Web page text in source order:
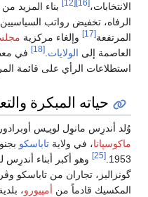
الانتخابات،[16]
[12]
بناء المزيد
الرفاه، تخفيض رواتب
المرتفعة[17] وإلغاء مركزية
العاصمة إلى الولايات.
[18]
في
استطلاعات الرأي على قائمة
حياته المبكرة
وُلد أندرِس مانوِل لوپـِس
ماكوسپانا، في ولاية تاباسكو
1953.
[25]
وهو أكبر أبناء أندرِس
گونزاليز، تجاران من تاباسكو
المكسيك قادماً من أمپيورو،